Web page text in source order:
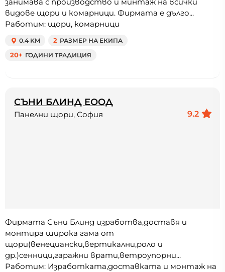
видове щори и комарници. Фирмата е дълго...
Работим: щори, комарници
0.4 KM 2 РАЗМЕР НА ЕКИПА
20+ ГОДИНИ ТРАДИЦИЯ
СЪНИ БЛИНД ЕООД
9.2
Панелни щори, София
Фирмата Съни Блинд изработва,доставя и
монтира широка гама от
щори(венециански,вертикални,роло и
др.)сенници,гаражни врати,ветроупорни...
Работим: Изработката,доставката и монтаж на